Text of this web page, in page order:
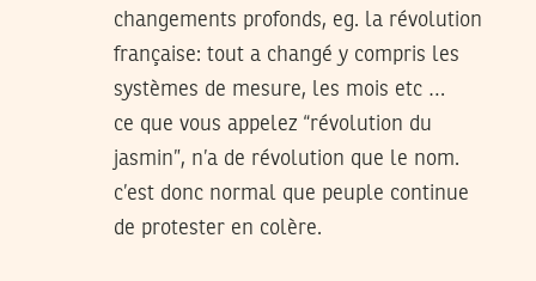
changements profonds, eg. la révolution
française: tout a changé y compris les
systèmes de mesure, les mois etc …
ce que vous appelez “révolution du
jasmin”, n’a de révolution que le nom.
c’est donc normal que peuple continue
de protester en colère.